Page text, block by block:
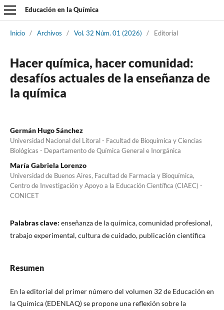
Educación en la Química
Inicio / Archivos / Vol. 32 Núm. 01 (2026) / Editorial
Hacer química, hacer comunidad:
desafíos actuales de la enseñanza de
la química
Germán Hugo Sánchez
Universidad Nacional del Litoral - Facultad de Bioquímica y Ciencias
Biológicas - Departamento de Química General e Inorgánica
María Gabriela Lorenzo
Universidad de Buenos Aires, Facultad de Farmacia y Bioquímica,
Centro de Investigación y Apoyo a la Educación Científica (CIAEC) -
CONICET
Palabras clave: enseñanza de la química, comunidad profesional,
trabajo experimental, cultura de cuidado, publicación científica
Resumen
En la editorial del primer número del volumen 32 de Educación en
la Química (EDENLAQ) se propone una reflexión sobre la